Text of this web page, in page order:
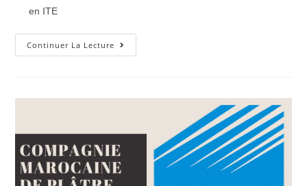
en ITE
Continuer La Lecture